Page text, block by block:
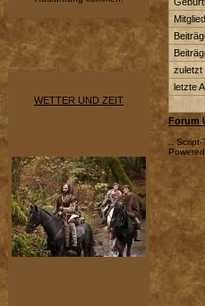
WETTER UND ZEIT
zuletzt
letzte
Forum
.: